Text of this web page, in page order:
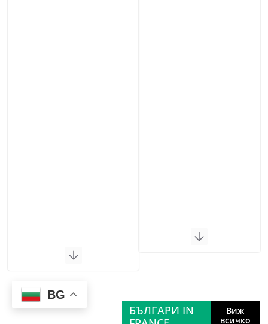
БЪЛГАРИ IN
Виж
всичко
BG